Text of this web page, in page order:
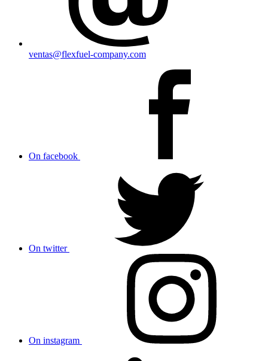
ventas@flexfuel-company.com
On facebook
On twitter
On instagram